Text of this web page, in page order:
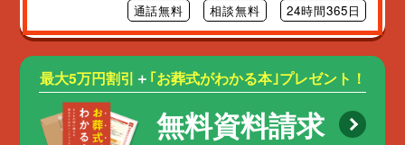
通話無料 相談無料 24時間365日
最大5万円割引 ＋ ｢お葬式がわかる本｣プレゼント！
無料資料請求